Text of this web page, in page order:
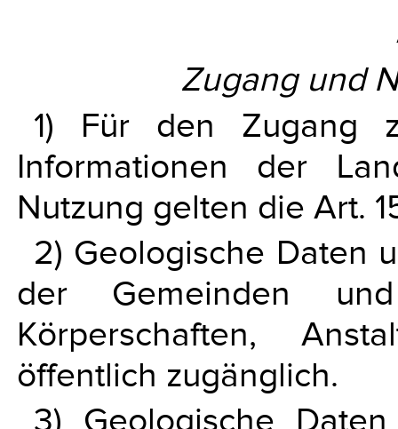
Zugang und
1) Für den Zugang
Informationen der
Nutzung gelten die Art.
2) Geologische Daten
der Gemeinden
Körperschaften,
öffentlich zugänglich.